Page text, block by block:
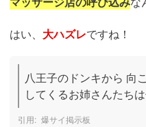
はい、 大ハズレですね！
八王子のドンキから 向
してくるお姉さんたち
爆サイ掲示板